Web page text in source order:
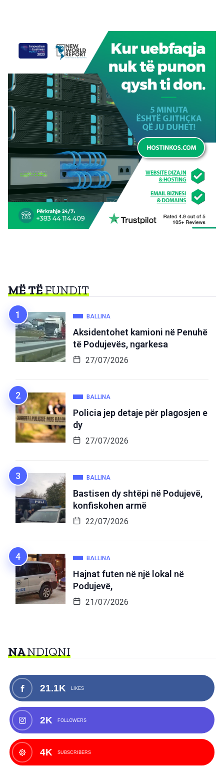
MË TËFUNDIT
BALLINA
Aksidentohet kamioni në Penuhë
të Podujevës, ngarkesa
27/07/2026
BALLINA
Policia jep detaje për plagosjen e
dy
27/07/2026
BALLINA
Bastisen dy shtëpi në Podujevë,
konfiskohen armë
22/07/2026
BALLINA
Hajnat futen në një lokal në
Podujevë,
21/07/2026
NANDIQNI
21.1K LIKES
2K FOLLOWERS
4K SUBSCRIBERS